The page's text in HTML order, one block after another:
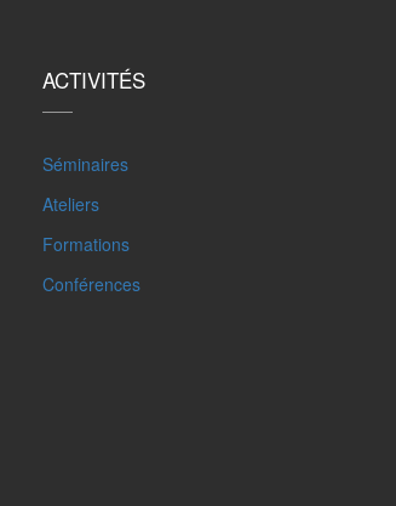
ACTIVITÉS
Séminaires
Ateliers
Formations
Conférences